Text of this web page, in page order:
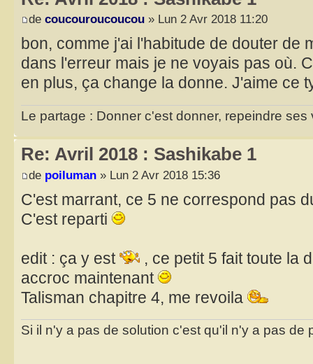
de coucouroucoucou » Lun 2 Avr 2018 11:20
bon, comme j'ai l'habitude de douter de
dans l'erreur mais je ne voyais pas où.
en plus, ça change la donne. J'aime ce
Le partage : Donner c'est donner, repeindre ses
Re: Avril 2018 : Sashikabe 1
de poiluman » Lun 2 Avr 2018 15:36
C'est marrant, ce 5 ne correspond pas
C'est reparti
edit : ça y est
, ce petit 5 fait toute la
accroc maintenant
Talisman chapitre 4, me revoila
Si il n'y a pas de solution c'est qu'il n'y a pas de